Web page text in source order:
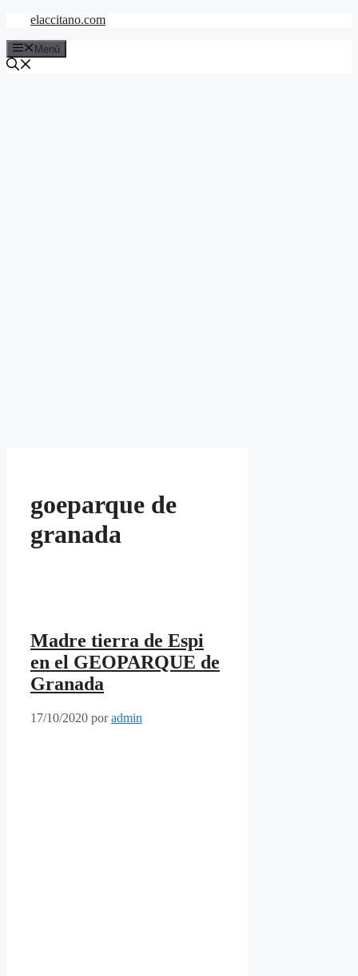
Saltar
contenido
elaccitano.com
Menú
goeparque de
granada
Madre tierra de Espi
en el GEOPARQUE de
Granada
17/10/2020 poradmin